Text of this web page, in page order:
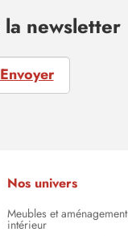
newsletter
Envoyer
Nos univers
Meubles et aménagement
intérieur